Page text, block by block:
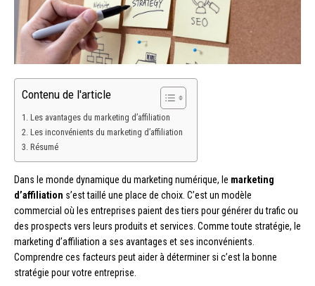
Contenu de l'article
Les avantages du marketing d’affiliation
Les inconvénients du marketing d’affiliation
Résumé
Dans le monde dynamique du marketing numérique, le marketing
d’affiliation s’est taillé une place de choix. C’est un modèle
commercial où les entreprises paient des tiers pour générer du trafic ou
des prospects vers leurs produits et services. Comme toute stratégie, le
marketing d’affiliation a ses avantages et ses inconvénients.
Comprendre ces facteurs peut aider à déterminer si c’est la bonne
stratégie pour votre entreprise.